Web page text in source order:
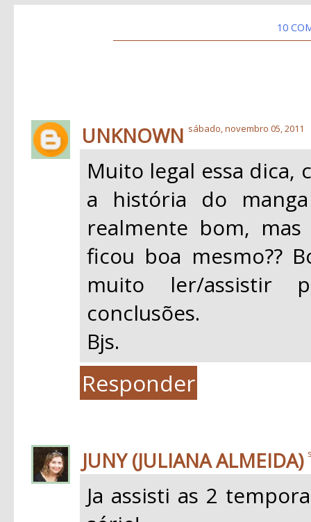
10
UNKNOWN sábado, novembro 05, 2011
Muito legal essa dica,
a história do
realmente bom,
ficou boa mesmo??
muito ler/assistir
conclusões.
Bjs.
Responder
JUNY (JULIANA ALMEIDA)
Ja assisti as 2